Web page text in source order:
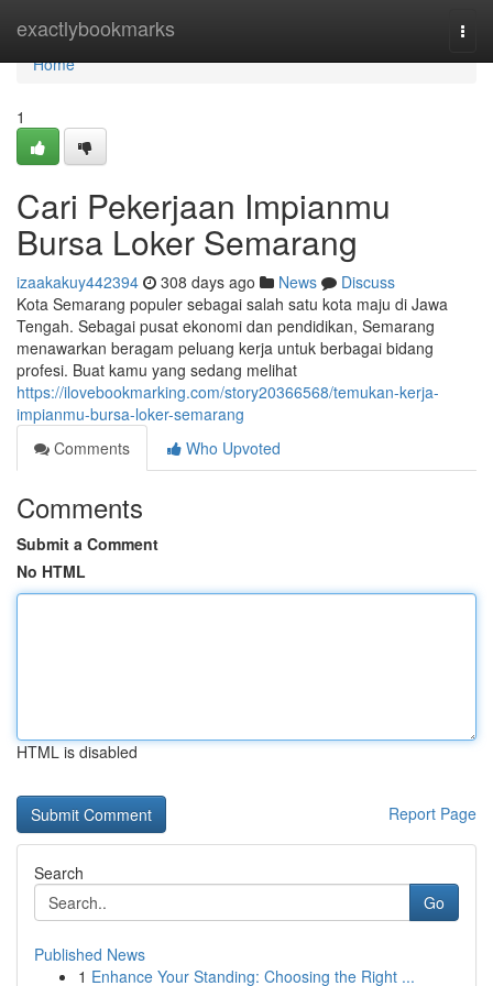
exactlybookmarks
Home
Home
1
Cari Pekerjaan Impianmu
Bursa Loker Semarang
izaakakuy442394 308 days ago News
Discuss
Kota Semarang populer sebagai salah satu kota maju di Jawa
Tengah. Sebagai pusat ekonomi dan pendidikan, Semarang
menawarkan beragam peluang kerja untuk berbagai bidang
profesi. Buat kamu yang sedang melihat
https://ilovebookmarking.com/story20366568/temukan-kerja-
impianmu-bursa-loker-semarang
Comments
Who Upvoted
Comments
Submit a Comment
No HTML
HTML is disabled
Report Page
Search
Go
Published News
1 Enhance Your Standing: Choosing the Right ...